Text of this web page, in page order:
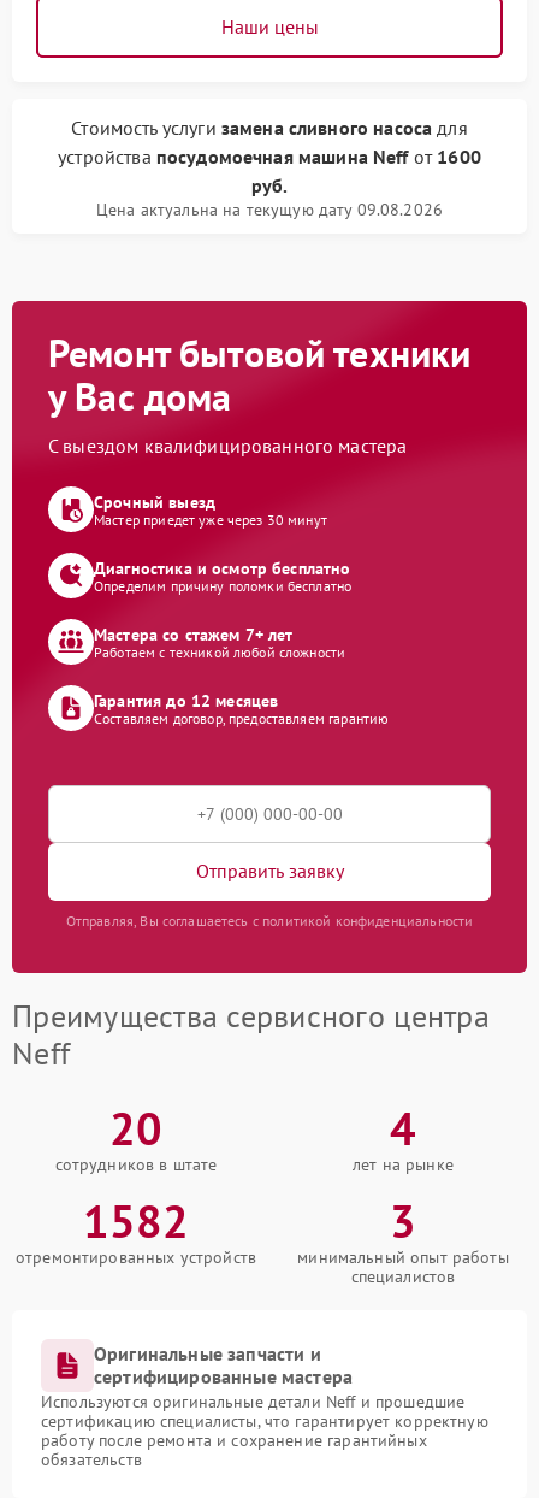
Наши цены
Стоимость услуги замена сливного насоса для
устройства посудомоечная машина Neffот 1600
руб.
Цена актуальна на текущую дату 09.08.2026
Ремонт бытовой техники
у Вас дома
С выездом квалифицированного мастера
Срочный выезд
Мастер приедет уже через 30 минут
Диагностика и осмотр бесплатно
Определим причину поломки бесплатно
Мастера со стажем 7+ лет
Работаем с техникой любой сложности
Гарантия до 12 месяцев
Составляем договор, предоставляем гарантию
Отправить заявку
Отправляя, Вы соглашаетесь с политикой конфиденциальности
Преимущества сервисного центра
Neff
20
сотрудников в штате
4
лет на рынке
1582
отремонтированных устройств
3
минимальный опыт работы
специалистов
Оригинальные запчасти и
сертифицированные мастера
Используются оригинальные детали Neff и прошедшие
сертификацию специалисты, что гарантирует корректную
работу после ремонта и сохранение гарантийных
обязательств